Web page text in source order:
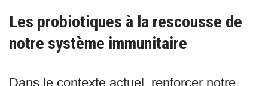
Les probiotiques à la rescousse de
notre système immunitaire
Dans le contexte actuel, renforcer notre